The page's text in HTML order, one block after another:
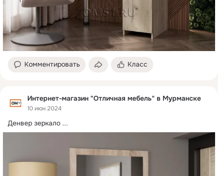
Комментировать Класс
Интернет-магазин "Отличная мебель" в Мурманске
10 июн 2024
Денвер зеркало ...